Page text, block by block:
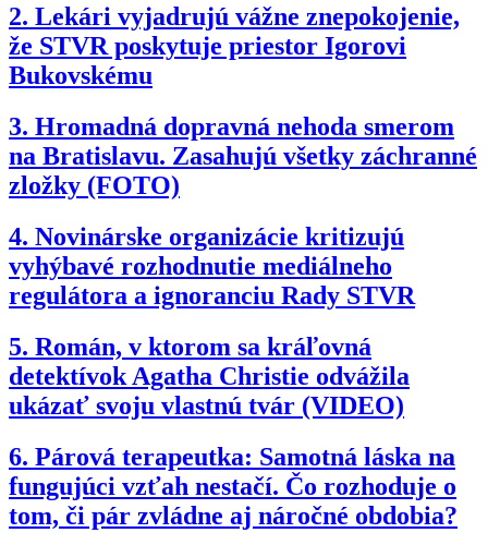
2. Lekári vyjadrujú vážne znepokojenie,
že STVR poskytuje priestor Igorovi
Bukovskému
3. Hromadná dopravná nehoda smerom
na Bratislavu. Zasahujú všetky záchranné
zložky (FOTO)
4. Novinárske organizácie kritizujú
vyhýbavé rozhodnutie mediálneho
regulátora a ignoranciu Rady STVR
5. Román, v ktorom sa kráľovná
detektívok Agatha Christie odvážila
ukázať svoju vlastnú tvár (VIDEO)
6. Párová terapeutka: Samotná láska na
fungujúci vzťah nestačí. Čo rozhoduje o
tom, či pár zvládne aj náročné obdobia?